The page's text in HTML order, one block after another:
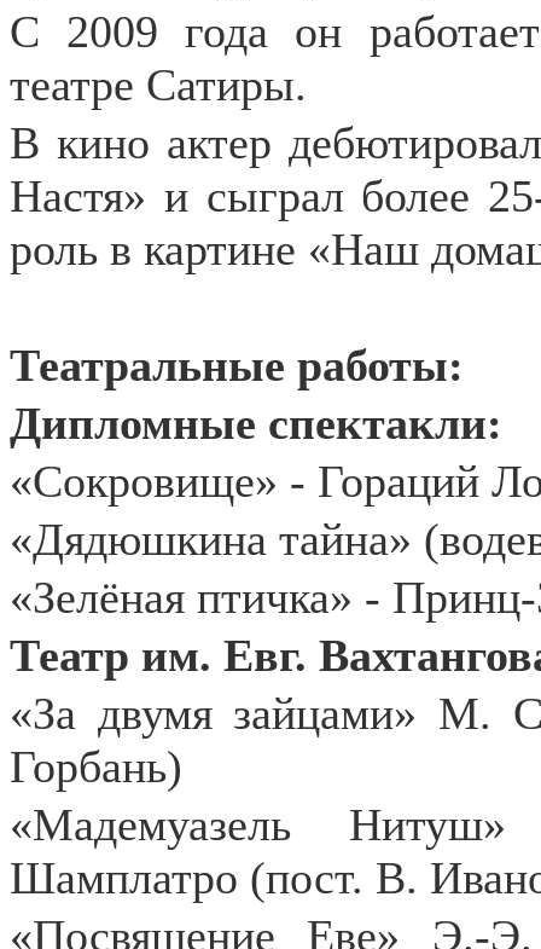
С 2009 года он
театре Сатиры.
В кино актер
Настя» и сыграл более
роль в картине «Наш
Театральные работы:
Дипломные спектакли:
«Сокровище» - Гораций
«Дядюшкина тайна»
«Зелёная птичка» -
Театр им. Евг.
«За двумя зайцами» М.
Горбань)
«Мадемуазель
Шамплатро (пост. В.
«Посвящение Еве»